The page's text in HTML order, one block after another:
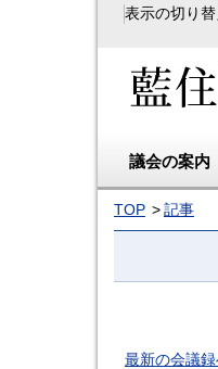
表示の切り替
議会の案内
TOP 記事
最新の会議